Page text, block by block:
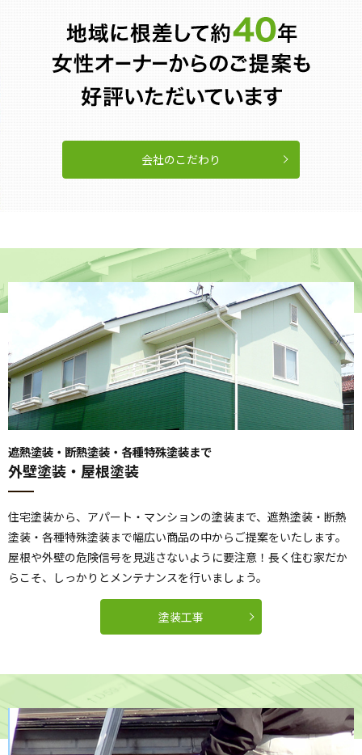
会社のこだわり
遮熱塗装・断熱塗装・各種特殊塗装まで
外壁塗装・屋根塗装
住宅塗装から、アパート・マンションの塗装まで、遮熱塗装・断熱
塗装・各種特殊塗装まで幅広い商品の中からご提案をいたします。
屋根や外壁の危険信号を見逃さないように要注意！長く住む家だか
らこそ、しっかりとメンテナンスを行いましょう。
塗装工事